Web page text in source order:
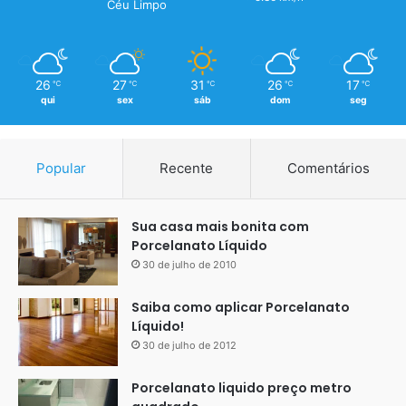
Estados Unidos, Canadá e, mais tarde, em Europa
Dica para solucionar Vazamento
Céu Limpo
26 ℃
qui
27 ℃
sex
31 ℃
sáb
26 ℃
dom
17 ℃
seg
Popular Recente Comentários
Sua casa mais bonita com
Porcelanato Líquido
30 de julho de 2010
Saiba como aplicar Porcelanato
Líquido!
30 de julho de 2012
Porcelanato liquido preço metro